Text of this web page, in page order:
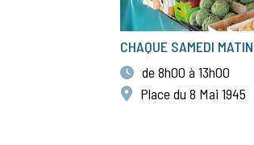
CHAQUE SAMEDI MATIN
de 8h00 à 13h00
Place du 8 Mai 1945